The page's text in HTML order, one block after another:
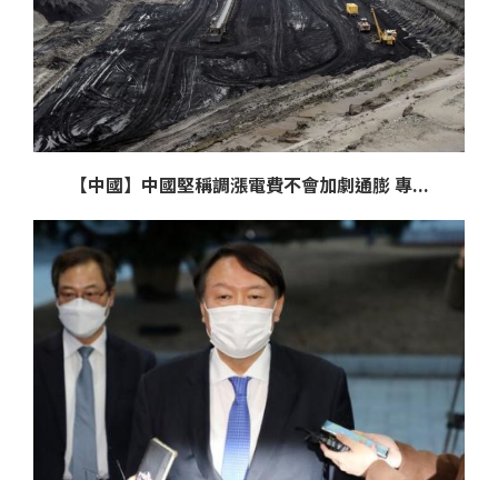
【中國】中國堅稱調漲電費不會加劇通膨 專...